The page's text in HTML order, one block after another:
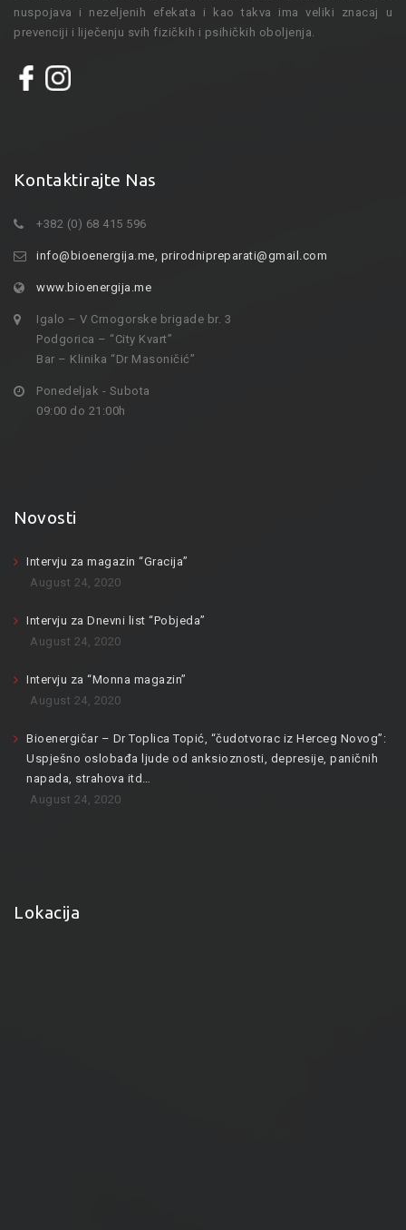
nuspojava i nezeljenih efekata i kao takva ima veliki znacaj u
prevenciji i liječenju svih fizičkih i psihičkih oboljenja.
Kontaktirajte Nas
+382 (0) 68 415 596
info@bioenergija.me prirodnipreparati@gmail.com
www.bioenergija.me
Igalo – V Crnogorske brigade br. 3
Podgorica – “City Kvart”
Bar – Klinika “Dr Masoničić”
Ponedeljak - Subota
09:00 do 21:00h
Novosti
Intervju za magazin “Gracija”
August 24, 2020
Intervju za Dnevni list “Pobjeda”
August 24, 2020
Intervju za “Monna magazin”
August 24, 2020
Bioenergičar – Dr Toplica Topić, “čudotvorac iz Herceg Novog”:
Uspješno oslobađa ljude od anksioznosti, depresije, paničnih
napada, strahova itd…
August 24, 2020
Lokacija